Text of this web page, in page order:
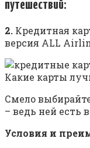
путешествий:
2. Кредитная
версия ALL
Смело
– ведь ней есть
​Условия и